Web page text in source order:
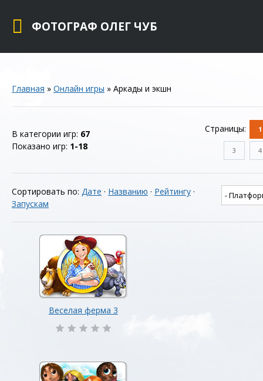
ФОТОГРАФ ОЛЕГ ЧУБ
Главная » Онлайн игры » Аркады и экшн
В категории игр: 67
Показано игр: 1-18
Страницы: 1
3 4
Сортировать по: Дате · Названию · Рейтингу ·
Запускам
Веселая ферма 3